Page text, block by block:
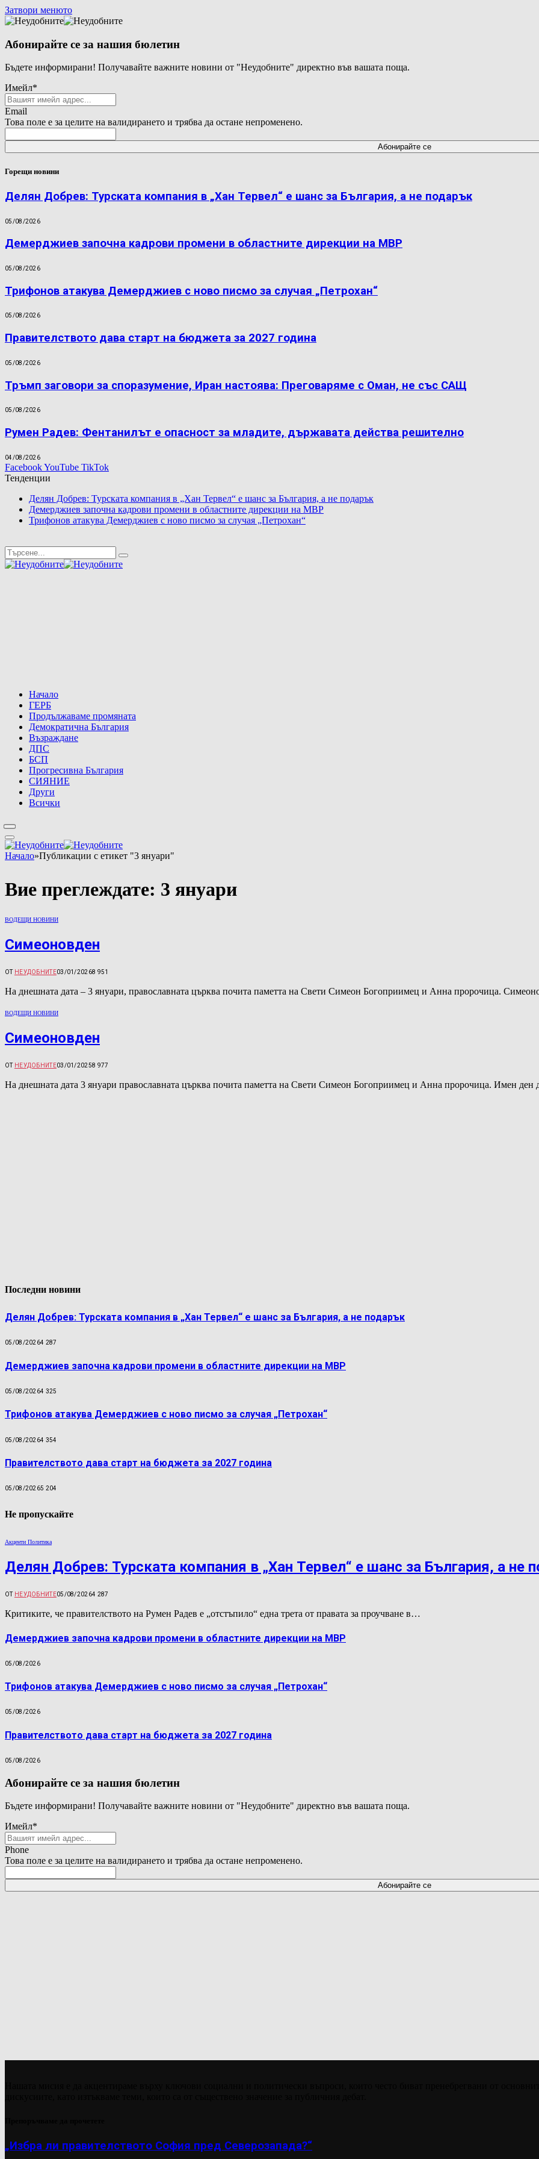
Затвори менюто
Абонирайте се за нашия бюлетин
Бъдете информирани! Получавайте важните новини от "Неудобните" директно във вашата поща.
Имейл*
Email
Това поле е за целите на валидирането и трябва да остане непроменено.
Горещи новини
Делян Добрев: Турската компания в „Хан Тервел“ е шанс за България, а не подарък
05/08/2026
Демерджиев започна кадрови промени в областните дирекции на МВР
05/08/2026
Трифонов атакува Демерджиев с ново писмо за случая „Петрохан“
05/08/2026
Правителството дава старт на бюджета за 2027 година
05/08/2026
Тръмп заговори за споразумение, Иран настоява: Преговаряме с Оман, не със САЩ
05/08/2026
Румен Радев: Фентанилът е опасност за младите, държавата действа решително
04/08/2026
FacebookYouTube TikTok
Тенденции
Делян Добрев: Турската компания в „Хан Тервел“ е шанс за България, а не подарък
Демерджиев започна кадрови промени в областните дирекции на МВР
Трифонов атакува Демерджиев с ново писмо за случая „Петрохан“
Начало
ГЕРБ
Продължаваме промяната
Демократична България
Възраждане
ДПС
БСП
Прогресивна България
СИЯНИЕ
Други
Всички
Начало»Публикации с етикет "3 януари"
Вие преглеждате: 3 януари
ВОДЕЩИ НОВИНИ
Симеоновден
ОТ НЕУДОБНИТЕ03/01/20268 951
На днешната дата – 3 януари, православната църква почита паметта на Свети Симеон Богоприимец и Анна пророчица.
ВОДЕЩИ НОВИНИ
Симеоновден
ОТ НЕУДОБНИТЕ03/01/20258 977
На днешната дата 3 януари православната църква почита паметта на Свети Симеон Богоприимец и Анна пророчица. Имен ден
Последни новини
Делян Добрев: Турската компания в „Хан Тервел“ е шанс за България, а не подарък
05/08/20264 287
Демерджиев започна кадрови промени в областните дирекции на МВР
05/08/20264 325
Трифонов атакува Демерджиев с ново писмо за случая „Петрохан“
05/08/20264 354
Правителството дава старт на бюджета за 2027 година
05/08/20265 204
Не пропускайте
Акценти Политика
Делян Добрев: Турската компания в „Хан Тервел“ е шанс за България, а не
ОТ НЕУДОБНИТЕ05/08/20264 287
Критиките, че правителството на Румен Радев е „отстъпило“ една трета от правата за проучване в…
Демерджиев започна кадрови промени в областните дирекции на МВР
05/08/2026
Трифонов атакува Демерджиев с ново писмо за случая „Петрохан“
05/08/2026
Правителството дава старт на бюджета за 2027 година
05/08/2026
Абонирайте се за нашия бюлетин
Бъдете информирани! Получавайте важните новини от "Неудобните" директно във вашата поща.
Имейл*
Phone
Това поле е за целите на валидирането и трябва да остане непроменено.
„Избра ли правителството София пред Северозапада?“